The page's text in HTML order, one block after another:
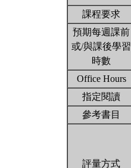
課程要求
預期每週課前
或/與課後學習
時數
Office Hours
指定閱讀
參考書目
評量方式